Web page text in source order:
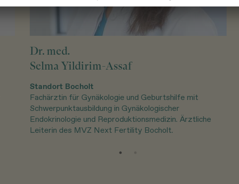
Dr. med.
Selma Yildirim-Assaf
Standort Bocholt
Fachärztin für Gynäkologie und Geburtshilfe mit
Schwerpunktausbildung in Gynäkologischer
Endokrinologie und Reproduktionsmedizin. Ärztliche
Leiterin des MVZ Next Fertility Bocholt.